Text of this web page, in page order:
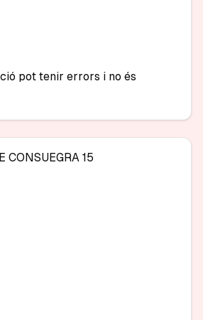
pot tenir errors i no és
CONSUEGRA 15